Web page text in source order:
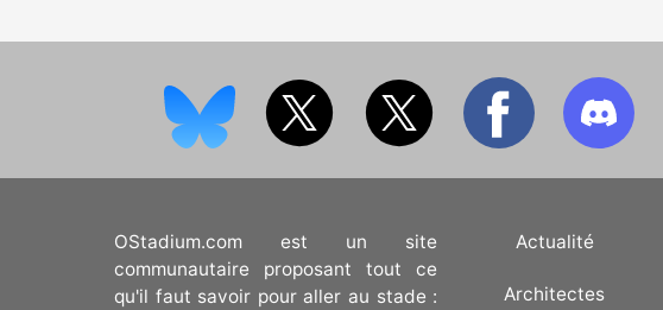
OStadium.com est un site
communautaire proposant tout ce
qu'il faut savoir pour aller au stade :
Actualité
Architectes